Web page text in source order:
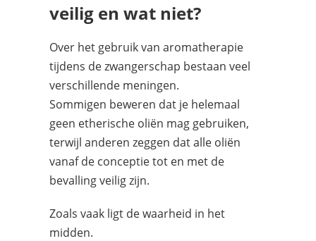
veilig en wat niet?
Over het gebruik van aromatherapie
tijdens de zwangerschap bestaan veel
verschillende meningen.
Sommigen beweren dat je helemaal
geen etherische oliën mag gebruiken,
terwijl anderen zeggen dat alle oliën
vanaf de conceptie tot en met de
bevalling veilig zijn.
Zoals vaak ligt de waarheid in het
midden.